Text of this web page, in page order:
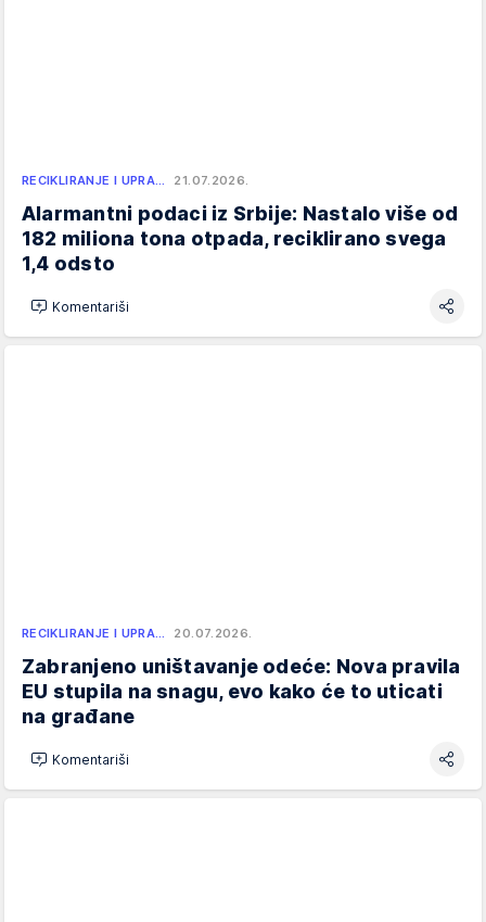
RECIKLIRANJE I UPRA… 21.07.2026.
Alarmantni podaci iz Srbije: Nastalo više od
182 miliona tona otpada, reciklirano svega
1,4 odsto
Komentariši
RECIKLIRANJE I UPRA… 20.07.2026.
Zabranjeno uništavanje odeće: Nova pravila
EU stupila na snagu, evo kako će to uticati
na građane
Komentariši